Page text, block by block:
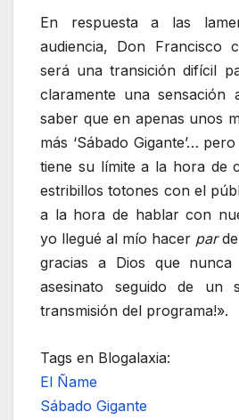
En respuesta a las
audiencia, Don Francisco
será una transición difícil
claramente una sensación
saber que en apenas unos
más ‘Sábado Gigante’…
tiene su límite a la hora de
estribillos totones con el
a la hora de hablar con
yo llegué al mío hacer parde
gracias a Dios que nunca
asesinato seguido de un
transmisión del programa!».
Tags en Blogalaxia:
El Ñame
Sábado Gigante